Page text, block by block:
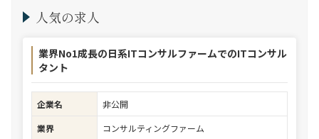
人気の求人
業界No1成長の日系ITコンサルファームでのITコンサル
タント
企業名
非公開
業界
コンサルティングファーム